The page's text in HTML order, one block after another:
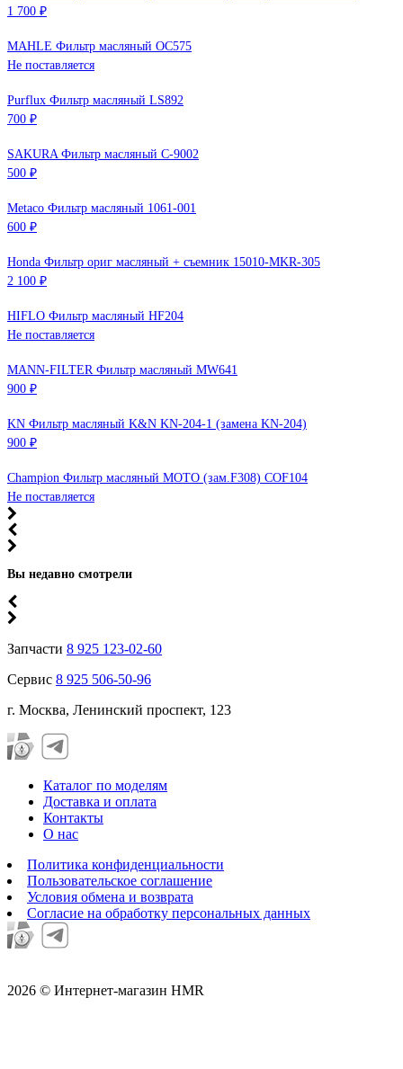
1 700 ₽
MAHLE Фильтр масляный OC575
Не поставляется
Purflux Фильтр масляный LS892
700 ₽
SAKURA Фильтр масляный C-9002
500 ₽
Metaco Фильтр масляный 1061-001
600 ₽
Honda Фильтр ориг масляный + съемник 15010-MKR-305
2 100 ₽
HIFLO Фильтр масляный HF204
Не поставляется
MANN-FILTER Фильтр масляный MW641
900 ₽
KN Фильтр масляный K&N KN-204-1 (замена KN-204)
900 ₽
Champion Фильтр масляный МОТО (зам.F308) COF104
Не поставляется
Вы недавно смотрели
Запчасти 8 925 123-02-60
Сервис 8 925 506-50-96
г. Москва, Ленинский проспект, 123
Каталог по моделям
Доставка и оплата
Контакты
О нас
Политика конфиденциальности
Пользовательское соглашение
Условия обмена и возврата
Согласие на обработку персональных данных
2026 © Интернет-магазин HMR